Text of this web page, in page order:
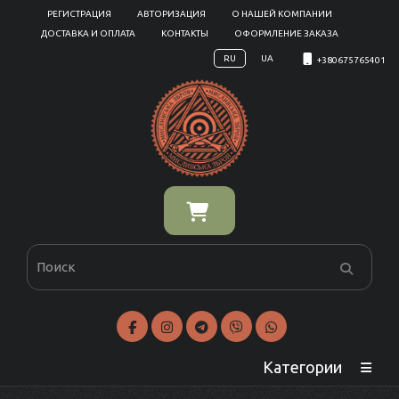
РЕГИСТРАЦИЯ АВТОРИЗАЦИЯ
О НАШЕЙ КОМПАНИИ
ДОСТАВКА И ОПЛАТА
КОНТАКТЫ ОФОРМЛЕНИЕ ЗАКАЗА
RU UA +380675765401
Категории